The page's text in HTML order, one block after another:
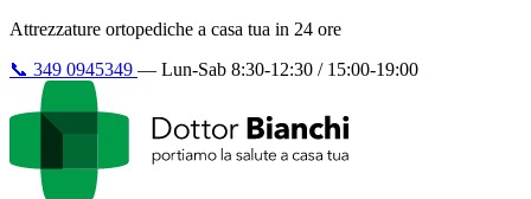
Attrezzature ortopediche a casa tua in 24 ore
📞 349 0945349 — Lun-Sab 8:30-12:30 / 15:00-19:00